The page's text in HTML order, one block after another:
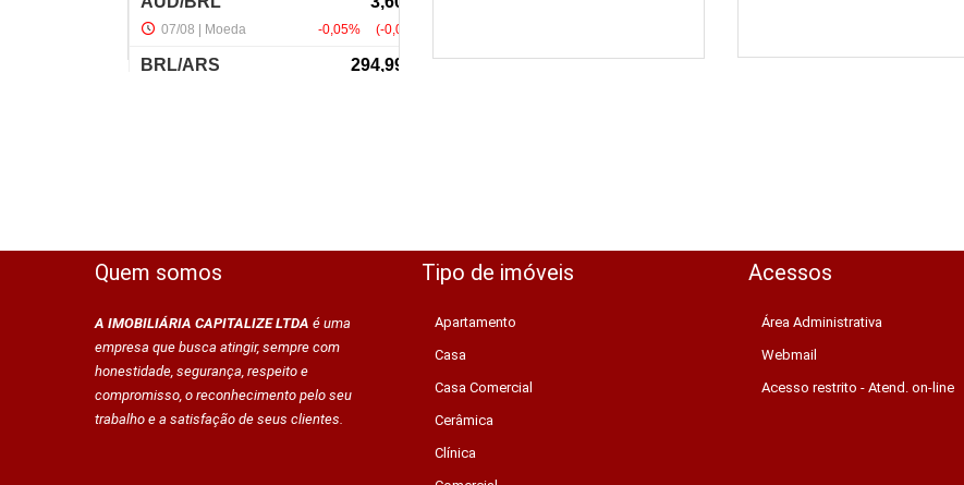
Quem somos
A IMOBILIÁRIA CAPITALIZE LTDA é uma
empresa que busca atingir, sempre com
honestidade, segurança, respeito e
compromisso, o reconhecimento pelo seu
trabalho e a satisfação de seus clientes.
Tipo de imóveis
Apartamento
Casa
Casa Comercial
Cerâmica
Clínica
Acessos
Área Administrativa
Webmail
Acesso restrito - Atend. on-line